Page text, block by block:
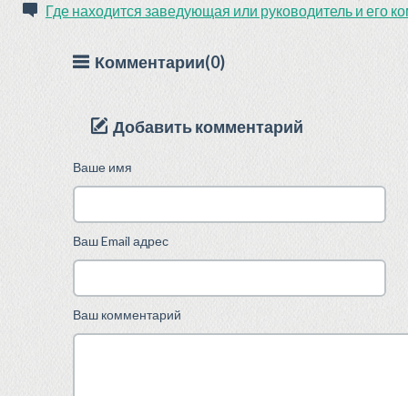
Где находится заведующая или руководитель и его
Комментарии(0)
Добавить комментарий
Ваше имя
Ваш Email адрес
Ваш комментарий